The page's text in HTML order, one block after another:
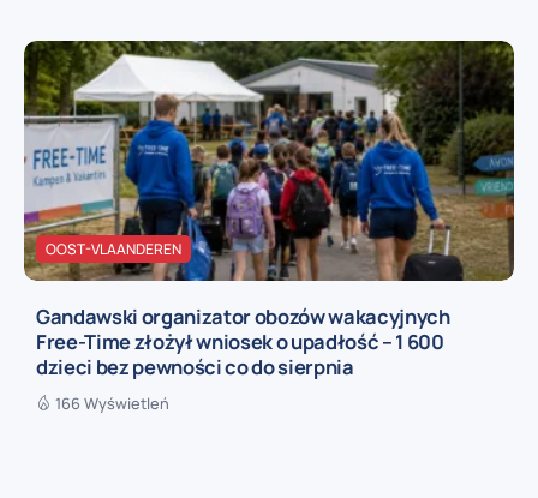
OOST-VLAANDEREN
Gandawski organizator obozów wakacyjnych
Free-Time złożył wniosek o upadłość – 1 600
dzieci bez pewności co do sierpnia
166 Wyświetleń